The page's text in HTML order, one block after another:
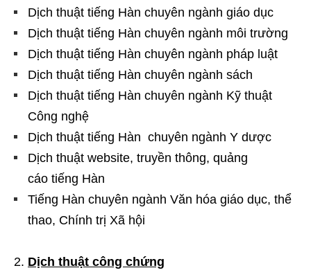
Dịch thuật tiếng Hàn chuyên ngành giáo dục
Dịch thuật tiếng Hàn chuyên ngành môi trường
Dịch thuật tiếng Hàn chuyên ngành pháp luật
Dịch thuật tiếng Hàn chuyên ngành sách
Dịch thuật tiếng Hàn chuyên ngành Kỹ thuật
Công nghệ
Dịch thuật tiếng Hàn chuyên ngành Y dược
Dịch thuật website, truyền thông, quảng
cáo tiếng Hàn
Tiếng Hàn chuyên ngành Văn hóa giáo dục, thể
thao, Chính trị Xã hội
Dịch thuật công chứng